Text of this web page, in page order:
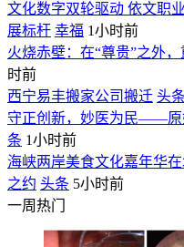
文化数字双轮驱动 依文职
展标杆 幸福 1小时前
火烧赤壁：在“尊贵”之外
时前
西宁易丰搬家公司搬迁 头条
守正创新，妙医为民——原
条 1小时前
海峡两岸美食文化嘉年华
之约 头条 5小时前
一周热门